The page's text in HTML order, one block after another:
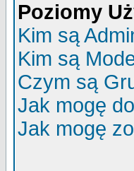
Poziomy
Kim są
Kim są
Czym są
Jak mogę
Jak mogę